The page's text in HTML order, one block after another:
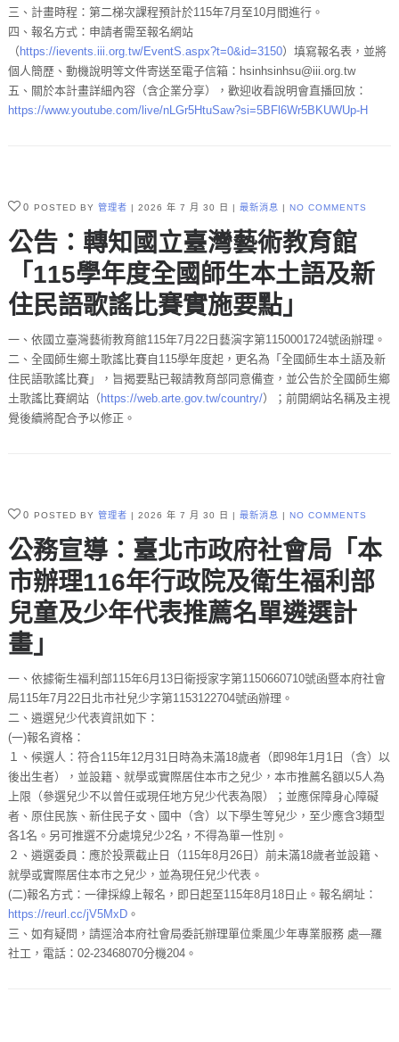
三、計畫時程：第二梯次課程預計於115年7月至10月間進行。
四、報名方式：申請者需至報名網站
（ https://ievents.iii.org.tw/EventS.aspx?t=0&id=3150）填寫報名表，並將
個人簡歷、動機說明等文件寄送至電子信箱：hsinhsinhsu@iii.org.tw
五、關於本計畫詳細內容（含企業分享），歡迎收看說明會直播回放：
https://www.youtube.com/live/nLGr5HtuSaw?si=5BFl6Wr5BKUWUp-H
0 POSTED BY 管理者 2026 年 7 月 30 日 最新消息 NO COMMENTS
公告：轉知國立臺灣藝術教育館
「115學年度全國師生本土語及新
住民語歌謠比賽實施要點」
一、依國立臺灣藝術教育館115年7月22日藝演字第1150001724號函辦理。
二、全國師生鄉土歌謠比賽自115學年度起，更名為「全國師生本土語及新
住民語歌謠比賽」，旨揭要點已報請教育部同意備查，並公告於全國師生鄉
土歌謠比賽網站（ https://web.arte.gov.tw/country/）；前開網站名稱及主視
覺後續將配合予以修正。
0 POSTED BY 管理者 2026 年 7 月 30 日 最新消息 NO COMMENTS
公務宣導：臺北市政府社會局「本
市辦理116年行政院及衛生福利部
兒童及少年代表推薦名單遴選計
畫」
一、依據衛生福利部115年6月13日衛授家字第1150660710號函暨本府社會
局115年7月22日北市社兒少字第1153122704號函辦理。
二、遴選兒少代表資訊如下：
(一)報名資格：
１、候選人：符合115年12月31日時為未滿18歲者（即98年1月1日（含）以
後出生者），並設籍、就學或實際居住本市之兒少，本市推薦名額以5人為
上限（參選兒少不以曾任或現任地方兒少代表為限）；並應保障身心障礙
者、原住民族、新住民子女、國中（含）以下學生等兒少，至少應含3類型
各1名。另可推選不分處境兒少2名，不得為單一性別。
２、遴選委員：應於投票截止日（115年8月26日）前未滿18歲者並設籍、
就學或實際居住本市之兒少，並為現任兒少代表。
(二)報名方式：一律採線上報名，即日起至115年8月18日止。報名網址：
https://reurl.cc/jV5MxD。
三、如有疑問，請逕洽本府社會局委託辦理單位乘風少年專業服務 處—羅
社工，電話：02-23468070分機204。